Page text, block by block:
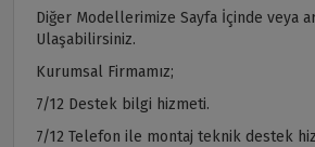
Diğer Modellerimize Sayfa İçinde veya
Ulaşabilirsiniz.
Kurumsal Firmamız;
7/12 Destek bilgi hizmeti.
7/12 Telefon ile montaj teknik destek